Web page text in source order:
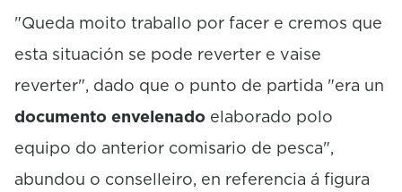
"Queda moito traballo por facer e cremos que
esta situación se pode reverter e vaise
reverter", dado que o punto de partida "era un
documento envelenado elaborado polo
equipo do anterior comisario de pesca",
abundou o conselleiro, en referencia á figura